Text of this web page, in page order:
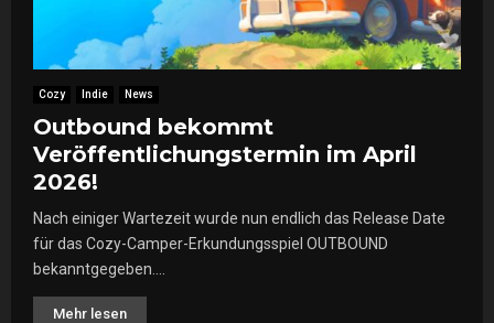
Cozy Indie News
Outbound bekommt
Veröffentlichungstermin im April
2026!
Nach einiger Wartezeit wurde nun endlich das Release Date
für das Cozy-Camper-Erkundungsspiel OUTBOUND
bekanntgegeben....
Mehr lesen